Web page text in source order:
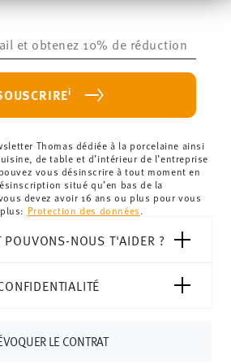
bereitgestellt haben oder die
le
est gratuite dans tous les pays (à
€.
inférieurs à 69,90 € :Si le montant de
à 69,90 €, des frais de livraison
livraisons en France, ceux-ci
frais de livraison ici .
les livraisons au Royaume-Uni, le
commande est de 135 £. La
commande inférieure à 69,90 CHF,
un code de suivi par e-mail dès que
pouvez consulter les délais de
i
Thomas dédiée à la porcelaine ainsi
de table et d’intérieur de l’entreprise
vous désinscrire à tout moment en
situé qu’en bas de la
devez avoir 16 ans ou plus pour vous
Protection des données
POUVONS-NOUS T'AIDER ?
LE CONTRAT